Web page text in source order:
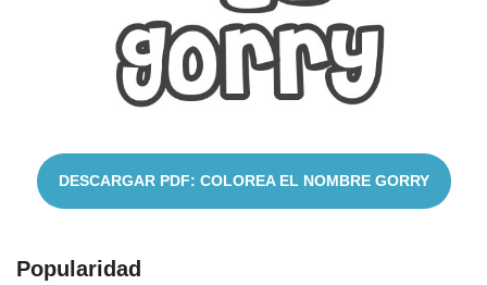
DESCARGAR PDF: COLOREA EL NOMBRE GORRY
Popularidad